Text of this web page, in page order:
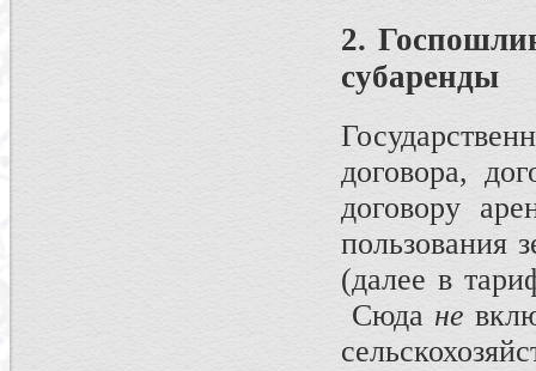
2.
субаренды
договора,
договору
пользования
(далее в
Сюда не